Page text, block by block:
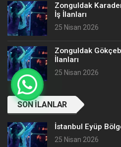
Zonguldak
İş İlanları
25 Nisan 2026
Zonguldak
İlanları
25 Nisan 2026
SON İLANLAR
İstanbul Eyüp
25 Nisan 2026